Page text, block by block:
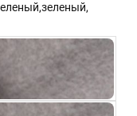
зеленый,